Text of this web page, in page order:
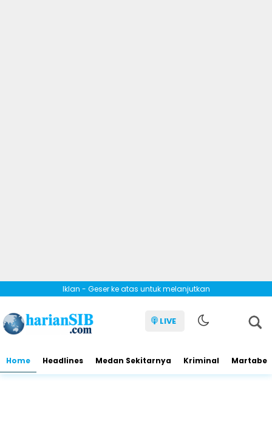
Iklan - Geser ke atas untuk melanjutkan
LIVE
Home Headlines Medan Sekitarnya Kriminal Martabe